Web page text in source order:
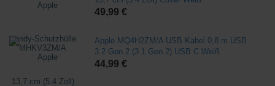
49,99 €
Apple MQ4H2ZM/A USB Kabel 0,8 m USB
3.2 Gen 2 (3.1 Gen 2) USB C Weiß
44,99 €